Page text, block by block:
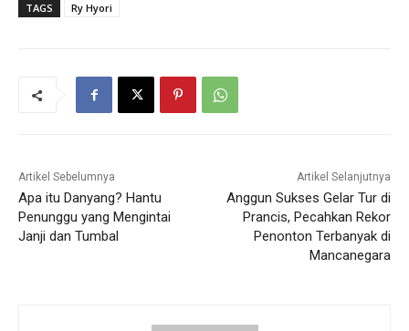
TAGS Ry Hyori
Artikel Sebelumnya
Apa itu Danyang? Hantu
Penunggu yang Mengintai
Janji dan Tumbal
Artikel Selanjutnya
Anggun Sukses Gelar Tur di
Prancis, Pecahkan Rekor
Penonton Terbanyak di
Mancanegara